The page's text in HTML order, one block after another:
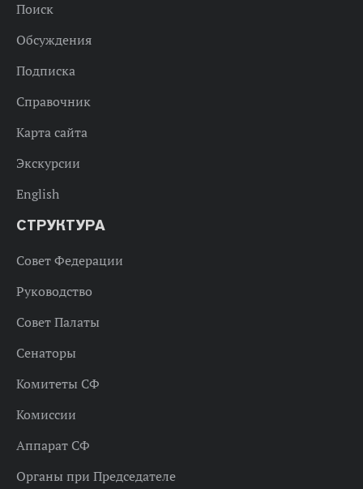
Поиск
Обсуждения
Подписка
Справочник
Карта сайта
Экскурсии
English
СТРУКТУРА
Совет Федерации
Руководство
Совет Палаты
Сенаторы
Комитеты СФ
Комиссии
Аппарат СФ
Органы при Председателе